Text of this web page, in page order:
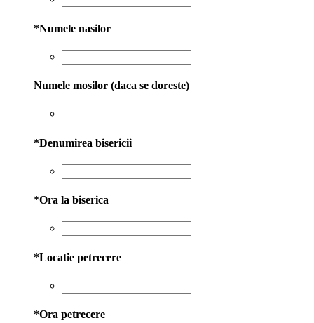
*Numele nasilor
Numele mosilor (daca se doreste)
*Denumirea bisericii
*Ora la biserica
*Locatie petrecere
*Ora petrecere